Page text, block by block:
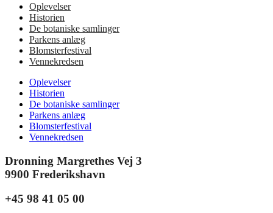
Oplevelser
Historien
De botaniske samlinger
Parkens anlæg
Blomsterfestival
Vennekredsen
Oplevelser
Historien
De botaniske samlinger
Parkens anlæg
Blomsterfestival
Vennekredsen
Dronning Margrethes Vej 3
9900 Frederikshavn
+45 98 41 05 00